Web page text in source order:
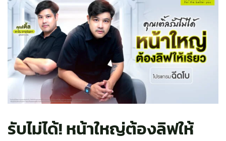
รับไม่ได้! หน้าใหญ่ต้องลิฟให้